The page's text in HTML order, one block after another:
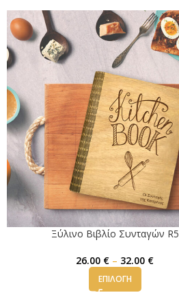
Ξύλινο Βιβλίο Συνταγών R5
26.00 € – 32.00 €
ΕΠΙΛΟΓΉ